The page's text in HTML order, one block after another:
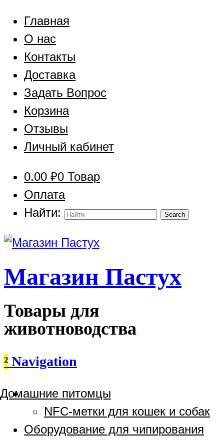
Главная
О нас
Контакты
Доставка
Задать Вопрос
Корзина
Отзывы
Личный кабинет
0.00 ₽0 Товар
Оплата
Найти:
Магазин Пастух
Товары для
животноводства
² Navigation
Домашние питомцы
NFC-метки для кошек и собак
Оборудование для чипирования